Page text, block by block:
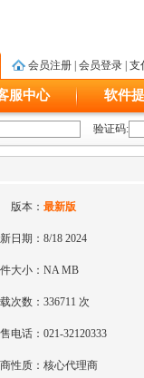
会员注册 会员登录 支
服中心 软件
验证码:
版本：最新版
日期：8/18 2024
大小：NA MB
次数：336711 次
电话：021-32120333
性质：核心代理商